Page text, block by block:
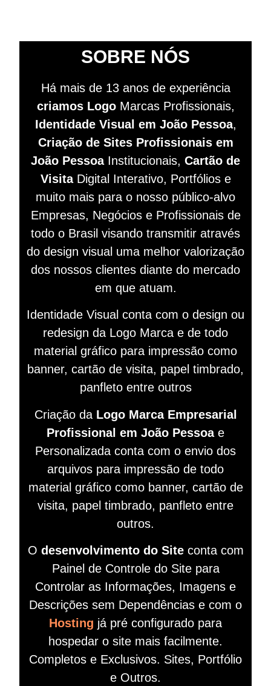
SOBRE NÓS
Há mais de 13 anos de experiência
criamos LogoMarcas Profissionais,
Identidade Visual em João Pessoa,
Criação de Sites Profissionais em
João Pessoa Institucionais, Cartão de
VisitaDigital Interativo, Portfólios e
muito mais para o nosso público-alvo
Empresas, Negócios e Profissionais de
todo o Brasil visando transmitir através
do design visual uma melhor valorização
dos nossos clientes diante do mercado
em que atuam.
Identidade Visual conta com o design ou
redesign da Logo Marca e de todo
material gráfico para impressão como
banner, cartão de visita, papel timbrado,
panfleto entre outros
Criação da Logo Marca Empresarial
Profissional em João Pessoae
Personalizada conta com o envio dos
arquivos para impressão de todo
material gráfico como banner, cartão de
visita, papel timbrado, panfleto entre
outros.
O desenvolvimento do Siteconta com
Painel de Controle do Site para
Controlar as Informações, Imagens e
Descrições sem Dependências e com o
Hosting já pré configurado para
hospedar o site mais facilmente.
Completos e Exclusivos. Sites, Portfólio
e Outros.